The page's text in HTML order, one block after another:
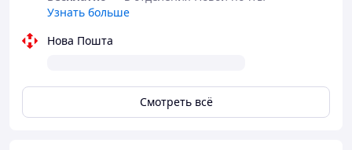
многоразовые
незаметны под одеждой
Силиконовые накладки для соска PARSA - 1
комплект
Узнать больше
Нова Пошта
Смотреть всё